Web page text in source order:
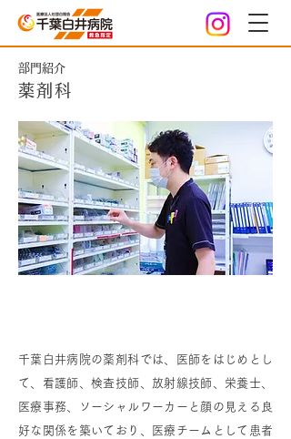
部門紹介
薬剤科
千葉白井病院の薬剤科では、医師をはじめとし
て、看護師、検査技師、放射線技師、栄養士、
医療事務、ソーシャルワーカーと顔の見える良
好な関係を築いており、医療チームとして患者